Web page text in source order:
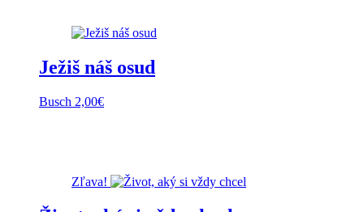
Ježiš náš osud
Busch 2,00€
Zľava!